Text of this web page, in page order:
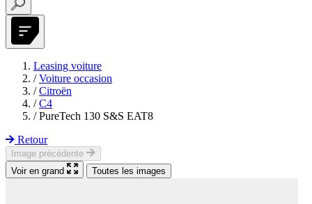
Leasing voiture
/ Voiture occasion
/ Citroën
/ C4
/ PureTech 130 S&S EAT8
Retour
Image précédente
Voir en grand
Toutes les images